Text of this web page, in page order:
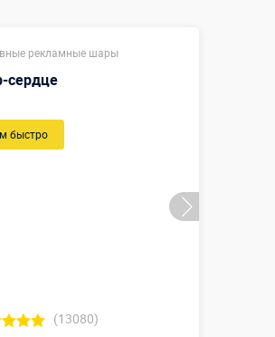
рекламные шары
сердце
быстро
(13080)